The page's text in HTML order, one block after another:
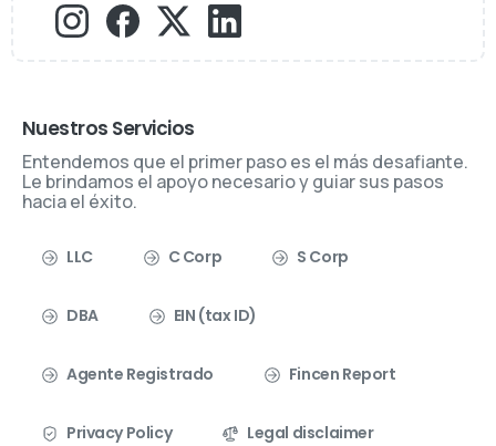
Nuestros Servicios
Entendemos que el primer paso es el más desafiante.
Le brindamos el apoyo necesario y guiar sus pasos
hacia el éxito.
LLC C Corp S Corp
DBA EIN (tax ID)
Agente Registrado Fincen Report
Privacy Policy Legal disclaimer